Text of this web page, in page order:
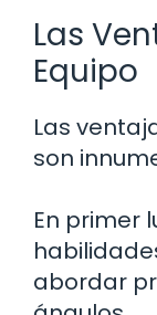
Las
Equipo
Las
son
En primer
abordar